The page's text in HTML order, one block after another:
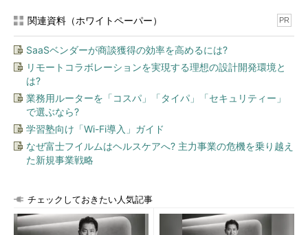
関連資料（ホワイトペーパー） PR
SaaSベンダーが商談獲得の効率を高めるには?
リモートコラボレーションを実現する理想の設計開発環境と
は?
業務用ルーターを「コスパ」「タイパ」「セキュリティー」
で選ぶなら?
学習塾向け「Wi-Fi導入」ガイド
なぜ富士フイルムはヘルスケアへ? 主力事業の危機を乗り越え
た新規事業戦略
チェックしておきたい人気記事